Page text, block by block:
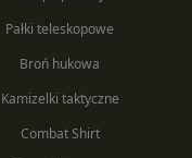
Pałki teleskopowe
Broń hukowa
Kamizelki taktyczne
Combat Shirt